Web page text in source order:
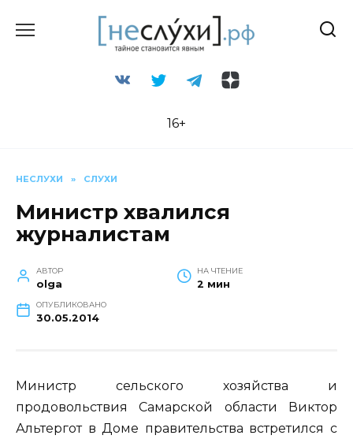
16+
НЕСЛУХИ » СЛУХИ
Министр хвалился
журналистам
АВТОР
olga
НА ЧТЕНИЕ
2 мин
ОПУБЛИКОВАНО
30.05.2014
Министр сельского хозяйства и
продовольствия Самарской области Виктор
Альтергот в Доме правительства встретился с